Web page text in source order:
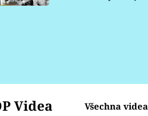
Videa Všechna videa